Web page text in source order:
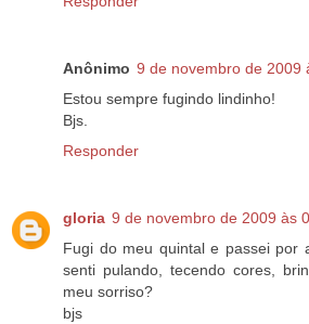
Anônimo 9 de novembro de 2009
Estou sempre fugindo lindinho!
Bjs.
Responder
gloria 9 de novembro de 2009 às
Fugi do meu quintal e passei por
senti pulando, tecendo cores,
meu sorriso?
bjs